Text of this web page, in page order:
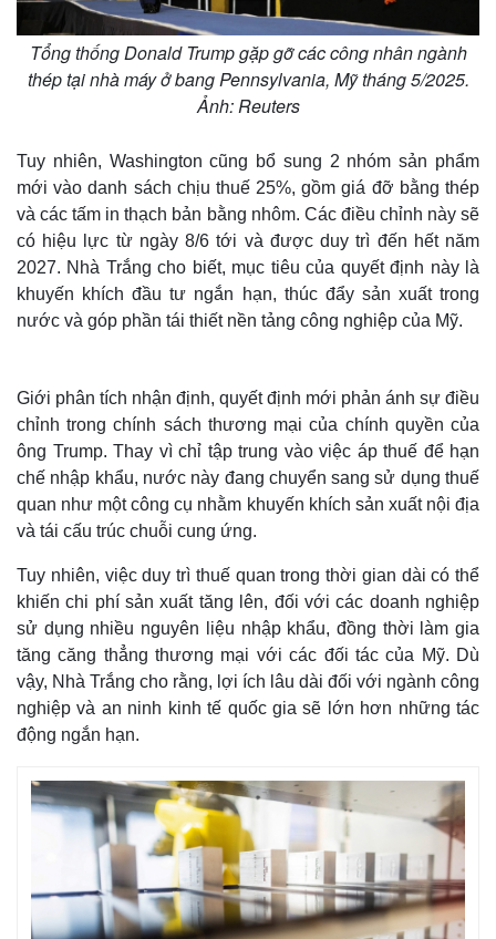
Quan sát
Cuộc sống đó đây
Hồ sơ
Video
Ảnh
Infographic
Tổng thống Donald Trump gặp gỡ các công nhân ngành
thép tại nhà máy ở bang Pennsylvania, Mỹ tháng 5/2025.
Ảnh: Reuters
Tuy nhiên, Washington cũng bổ sung 2 nhóm sản phẩm
mới vào danh sách chịu thuế 25%, gồm giá đỡ bằng thép
và các tấm in thạch bản bằng nhôm. Các điều chỉnh này sẽ
có hiệu lực từ ngày 8/6 tới và được duy trì đến hết năm
2027. Nhà Trắng cho biết, mục tiêu của quyết định này là
khuyến khích đầu tư ngắn hạn, thúc đẩy sản xuất trong
nước và góp phần tái thiết nền tảng công nghiệp của Mỹ.
Giới phân tích nhận định, quyết định mới phản ánh sự điều
chỉnh trong chính sách thương mại của chính quyền của
ông Trump. Thay vì chỉ tập trung vào việc áp thuế để hạn
chế nhập khẩu, nước này đang chuyển sang sử dụng thuế
quan như một công cụ nhằm khuyến khích sản xuất nội địa
và tái cấu trúc chuỗi cung ứng.
Tuy nhiên, việc duy trì thuế quan trong thời gian dài có thể
khiến chi phí sản xuất tăng lên, đối với các doanh nghiệp
sử dụng nhiều nguyên liệu nhập khẩu, đồng thời làm gia
tăng căng thẳng thương mại với các đối tác của Mỹ. Dù
vậy, Nhà Trắng cho rằng, lợi ích lâu dài đối với ngành công
nghiệp và an ninh kinh tế quốc gia sẽ lớn hơn những tác
động ngắn hạn.